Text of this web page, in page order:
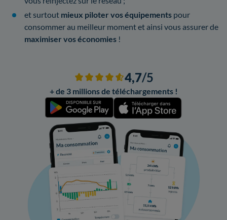
et surtout mieux piloter vos équipements pour
consommer au meilleur moment et ainsi vous assurer de
maximiser vos économies !
4,7/5
+ de 3 millions de téléchargements !